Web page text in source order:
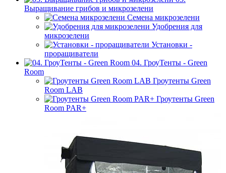
Выращивание грибов и микрозелени
Семена микрозелени
Удобрения для
микрозелени
Установки -
проращиватели
04. ГроуТенты - Green
Room
Гроутенты Green
Room LAB
Гроутенты Green
Room PAR+